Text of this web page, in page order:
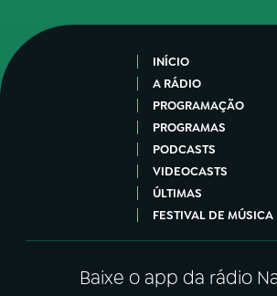
INÍCIO
A RÁDIO
PROGRAMAÇÃO
PROGRAMAS
PODCASTS
VIDEOCASTS
ÚLTIMAS
FESTIVAL DE MÚSICA
Baixe o app da rádio